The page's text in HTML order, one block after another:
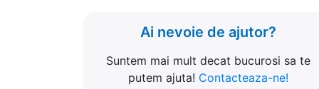
Ai nevoie de ajutor?
Suntem mai mult decat bucurosi sa te
putem ajuta! Contacteaza-ne!